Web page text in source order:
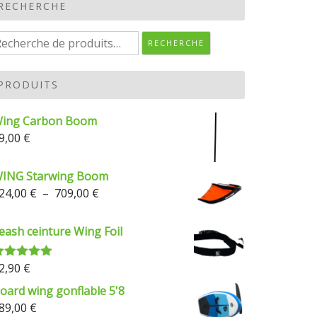
:
RECHERCHE
Carbon Boom
€
Starwing Boom
€ – 709,00 €
prix :
624,00 €
ceinture Wing Foil
5.00
€
wing gonflable 5'8
€